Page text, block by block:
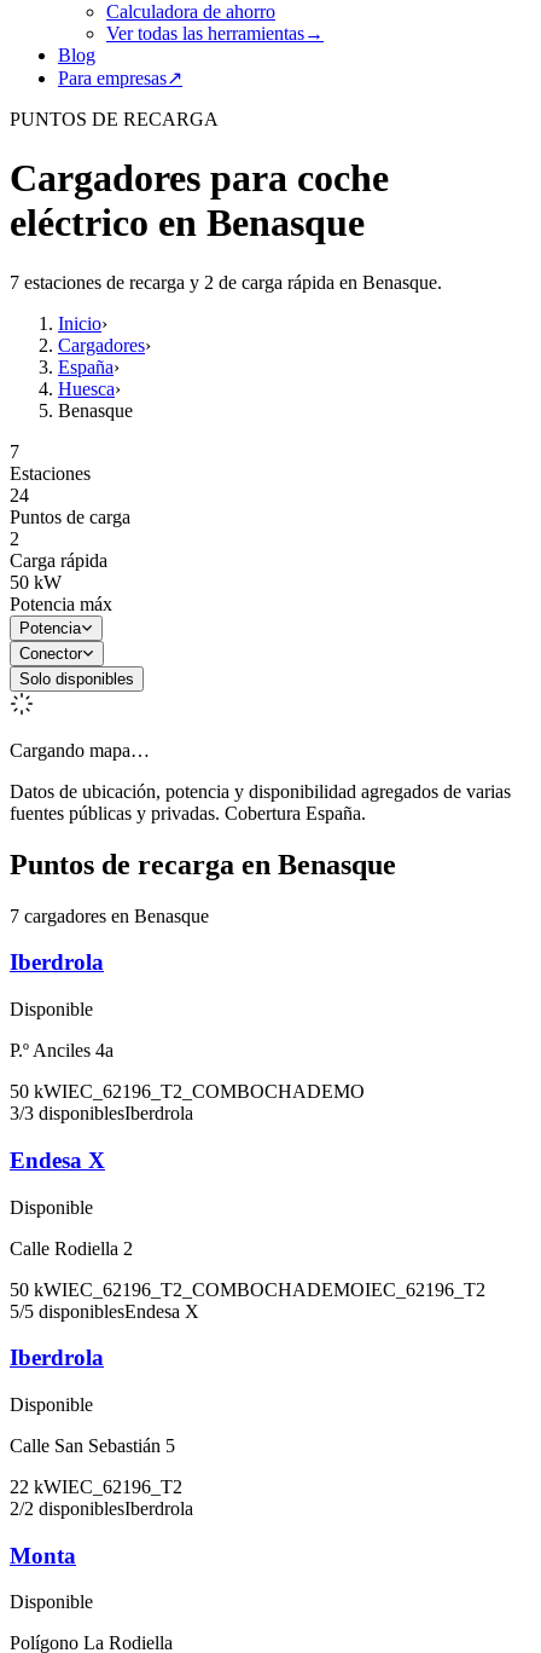
Calculadora de ahorro
Ver todas las herramientas→
Blog
Para empresas↗
PUNTOS DE RECARGA
Cargadores para coche
eléctrico en Benasque
7 estaciones de recarga y 2 de carga rápida en Benasque.
Inicio›
Cargadores›
España›
Huesca›
Benasque
7
Estaciones
24
Puntos de carga
2
Carga rápida
50 kW
Potencia máx
Potencia
Conector
Solo disponibles
Cargando mapa…
Datos de ubicación, potencia y disponibilidad agregados de varias
fuentes públicas y privadas. Cobertura España.
Puntos de recarga en Benasque
7 cargadores en Benasque
Iberdrola
Disponible
P.º Anciles 4a
50 kWIEC_62196_T2_COMBOCHADEMO
3/3 disponiblesIberdrola
Endesa X
Disponible
Calle Rodiella 2
50 kWIEC_62196_T2_COMBOCHADEMOIEC_62196_T2
5/5 disponiblesEndesa X
Iberdrola
Disponible
Calle San Sebastián 5
22 kWIEC_62196_T2
2/2 disponiblesIberdrola
Monta
Disponible
Polígono La Rodiella